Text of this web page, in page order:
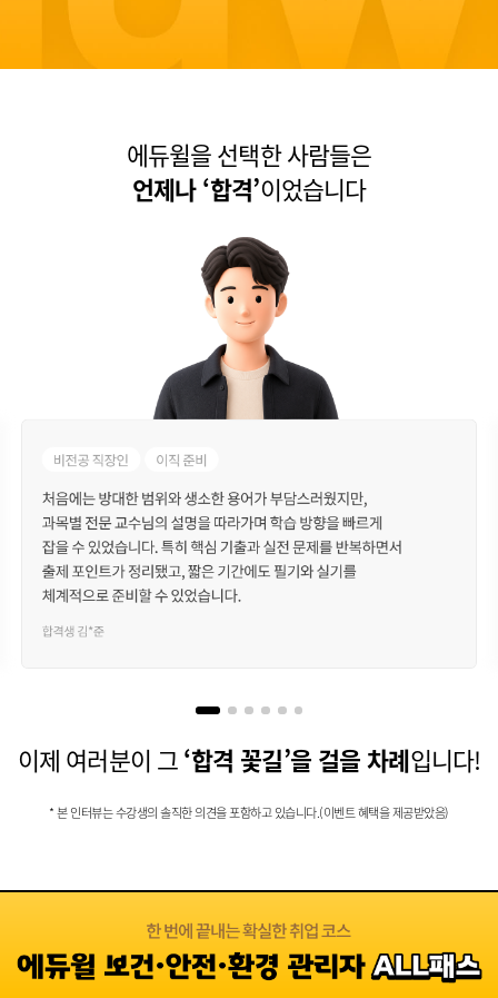
에듀윌을 선택한 사람들은
언제나 ‘합격’이었습니다
이제 여러분이 그‘합격 꽃길’을 걸을 차례입니다!
* 본 인터뷰는 수강생의 솔직한 의견을 포함하고 있습니다.(이벤트 혜택을 제공받았음)